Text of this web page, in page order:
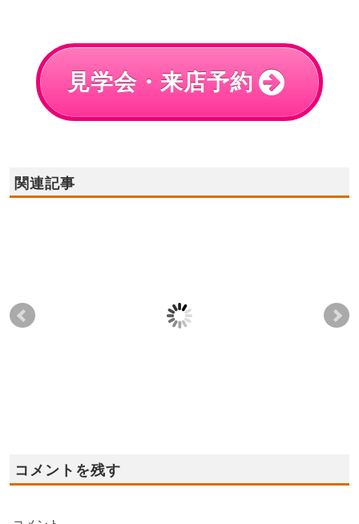
見学会・来店予約
関連記事
2022年4月29日(金)～5
2022年6月11日(土),12
コメントを残す